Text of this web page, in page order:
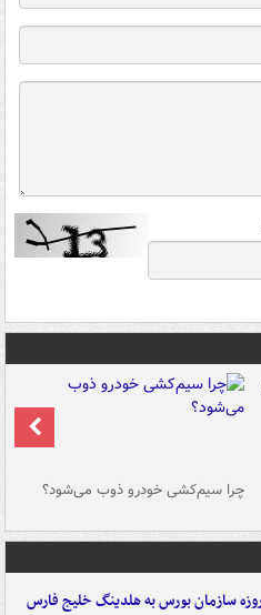
چرا سیم‌کشی خودرو ذوب می‌شود؟